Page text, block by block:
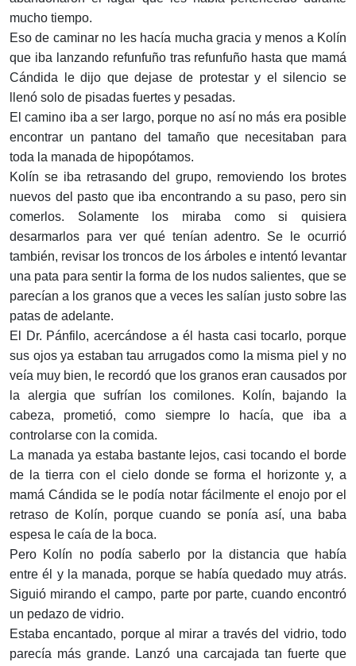
mucho tiempo.
Eso de caminar no les hacía mucha gracia y menos a Kolín
que iba lanzando refunfuño tras refunfuño hasta que mamá
Cándida le dijo que dejase de protestar y el silencio se
llenó solo de pisadas fuertes y pesadas.
El camino iba a ser largo, porque no así no más era posible
encontrar un pantano del tamaño que necesitaban para
toda la manada de hipopó­tamos.
Kolín se iba retrasando del grupo, removiendo los brotes
nuevos del pasto que iba encontrando a su paso, pero sin
comerlos. Solamente los miraba como si quisiera
desarmarlos para ver qué tenían adentro. Se le ocurrió
también, revisar los troncos de los árboles e intentó levantar
una pata para sentir la forma de los nudos salientes, que se
parecían a los granos que a veces les salían justo sobre las
patas de adelante.
El Dr. Pánfilo, acercándose a él hasta casi tocarlo, porque
sus ojos ya estaban tau arrugados como la misma piel y no
veía muy bien, le recordó que los granos eran causados por
la alergia que sufrían los comilones. Kolín, bajando la
cabeza, prometió, como siempre lo hacía, que iba a
controlarse con la comida.
La manada ya estaba bastante lejos, casi tocando el borde
de la tierra con el cielo donde se forma el horizonte y, a
mamá Cándida se le podía notar fácilmente el enojo por el
retraso de Kolín, porque cuando se ponía así, una baba
espesa le caía de la boca.
Pero Kolín no podía saberlo por la distancia que había
entre él y la manada, porque se había quedado muy atrás.
Siguió mirando el campo, parte por parte, cuando encontró
un pedazo de vidrio.
Estaba encantado, porque al mirar a través del vidrio, todo
parecía más grande. Lanzó una carcajada tan fuerte que